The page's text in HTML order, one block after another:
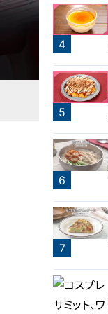
4
5
6
7